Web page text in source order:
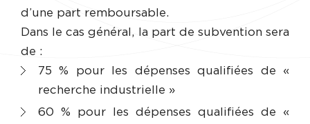
d’une part remboursable.
Dans le cas général, la part de subvention sera
de :
75 % pour les dépenses qualifiées de «
recherche industrielle »
60 % pour les dépenses qualifiées de «